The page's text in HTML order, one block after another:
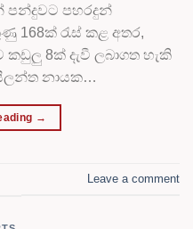
පන්දුවට පහරදුන්
168ක් රැස් කළ අතර,
කඩුලු 8ක් දැවී ලබාගත හැකි
නායක…
→
Leave a comment